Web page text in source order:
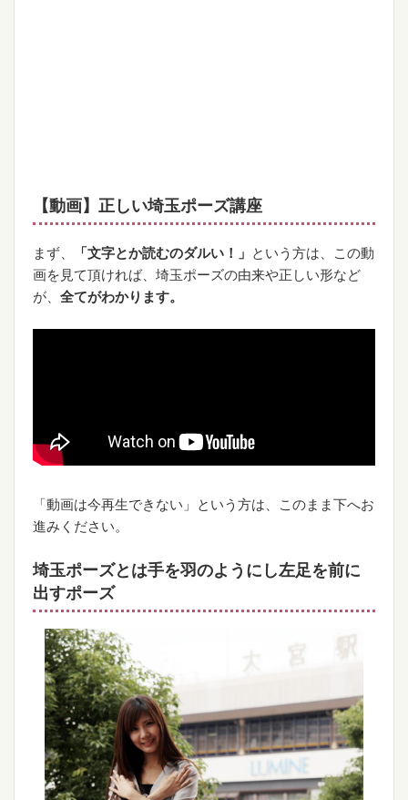
【動画】正しい埼玉ポーズ講座
まず、 「文字とか読むのダルい！」 という方は、この動
画を見て頂ければ、埼玉ポーズの由来や正しい形など
が、 全てがわかります。
「動画は今再生できない」という方は、このまま下へお
進みください。
埼玉ポーズとは手を羽のようにし左足を前に
出すポーズ